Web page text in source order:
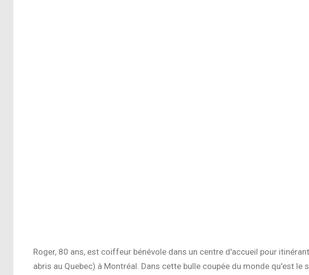
Roger, 80 ans, est coiffeur bénévole dans un centre d'accueil pour
abris au Quebec) à Montréal. Dans cette bulle coupée du monde qu'est le